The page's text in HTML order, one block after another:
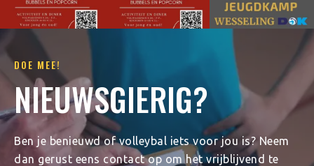
DOE MEE!
NIEUWSGIERIG?
Ben je benieuwd of volleybal iets voor jou is? Neem
dan gerust eens contact op om het vrijblijvend te